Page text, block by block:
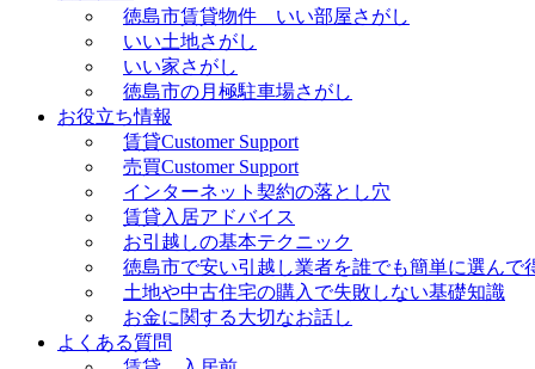
徳島市賃貸物件 いい部屋さがし
いい土地さがし
いい家さがし
徳島市の月極駐車場さがし
お役立ち情報
賃貸Customer Support
売買Customer Support
インターネット契約の落とし穴
賃貸入居アドバイス
お引越しの基本テクニック
徳島市で安い引越し業者を誰でも簡単に選んで
土地や中古住宅の購入で失敗しない基礎知識
お金に関する大切なお話し
よくある質問